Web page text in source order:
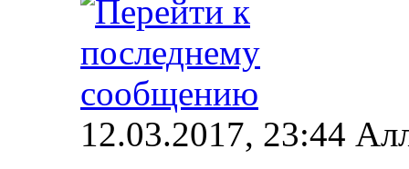
12.03.2017, 23:44